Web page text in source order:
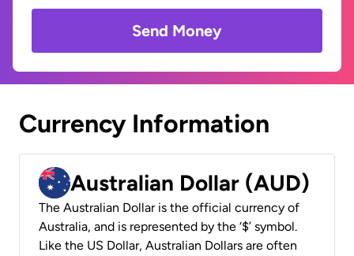
Send Money
Currency Information
Australian Dollar (AUD)
The Australian Dollar is the official currency of
Australia, and is represented by the ‘$’ symbol.
Like the US Dollar, Australian Dollars are often